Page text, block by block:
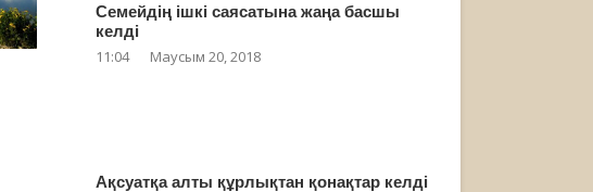
Семейдің ішкі саясатына жаңа басшы
келді
11:04 Маусым 20, 2018
Ақсуатқа алты құрлықтан қонақтар келді